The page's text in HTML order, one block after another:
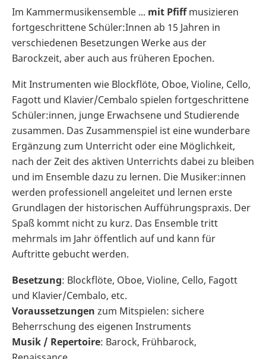
Im Kammermusikensemble ... mit Pfiffmusizieren
fortgeschrittene Schüler:Innen ab 15 Jahren in
verschiedenen Besetzungen Werke aus der
Barockzeit, aber auch aus früheren Epochen.
Mit Instrumenten wie Blockflöte, Oboe, Violine, Cello,
Fagott und Klavier/Cembalo spielen fortgeschrittene
Schüler:innen, junge Erwachsene und Studierende
zusammen. Das Zusammenspiel ist eine wunderbare
Ergänzung zum Unterricht oder eine Möglichkeit,
nach der Zeit des aktiven Unterrichts dabei zu bleiben
und im Ensemble dazu zu lernen. Die Musiker:innen
werden professionell angeleitet und lernen erste
Grundlagen der historischen Aufführungspraxis. Der
Spaß kommt nicht zu kurz. Das Ensemble tritt
mehrmals im Jahr öffentlich auf und kann für
Auftritte gebucht werden.
Besetzung: Blockflöte, Oboe, Violine, Cello, Fagott
und Klavier/Cembalo, etc.
Voraussetzungen zum Mitspielen: sichere
Beherrschung des eigenen Instruments
Musik / Repertoire: Barock, Frühbarock,